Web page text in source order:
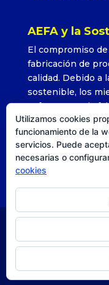
AEFA y la
El compromiso de
fabricación de
calidad. Debido a
sostenible, los
esfuerzos en la
permitan
utilización
»Leer más
© AEFA| Agencia
Estrategia,
de
Utilizamos cookies
funcionamiento de la
servicios. Puede
necesarias o
cookies